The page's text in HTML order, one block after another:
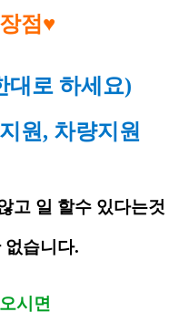
점♥
대로 하세요)
원, 차량지원
고 일 할수 있다는것
없습니다.
시면